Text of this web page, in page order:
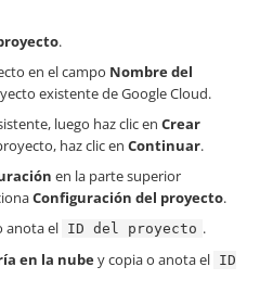
.
en el campo Nombre del
existente de Google Cloud.
luego haz clic en Crear
haz clic en Continuar.
en la parte superior
Configuración del proyecto.
anota el ID del proyecto .
en la nubey copia o anota el ID